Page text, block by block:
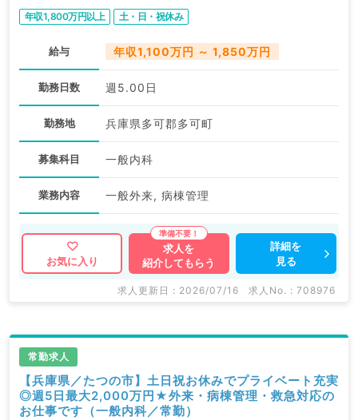
年収1,800万円以上 土・日・祝休み
給与 年収1,100万円 ～ 1,850万円
勤務日数 週5.00日
勤務地 兵庫県多可郡多可町
募集科目 一般内科
業務内容 一般外来, 病棟管理
お気に入り
求人を
紹介してもらう
詳細を
見る
求人更新日 : 2026/07/16 求人No. : 708976
常勤求人
【兵庫県／たつの市】土日祝お休みでプライベート充実
◎週5日最大2,000万円★外来・病棟管理・救急対応の
お仕事です（一般内科／常勤）